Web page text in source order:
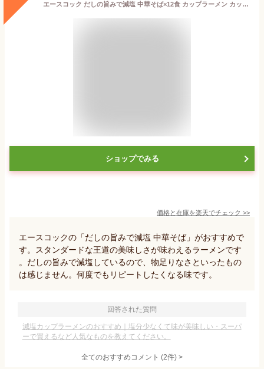
エースコック だしの旨みで減塩 中華そば×12食 カップラーメン カップ麺 ラーメン インスタント レトルト 食品
ショップでみる
価格と在庫を楽天でチェック >>
エースコックの「だしの旨みで減塩 中華そば」がおすすめで
す。スタンダードな王道の美味しさが味わえるラーメンです
。だしの旨みで減塩しているので、物足りなさといったもの
は感じません。何度でもリピートしたくなる味です。
回答された質問
減塩カップラーメンのおすすめ｜塩分少なくて味が美味しい・スーパ
ーで買えるなど人気なものを教えてください。
全てのおすすめコメント (2件) >